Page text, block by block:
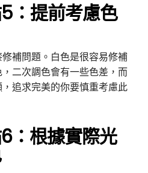
：提前考慮色
補問題。白色是很容易修補
二次調色會有一些色差，而
追求完美的你要慎重考慮此
：根據實際光